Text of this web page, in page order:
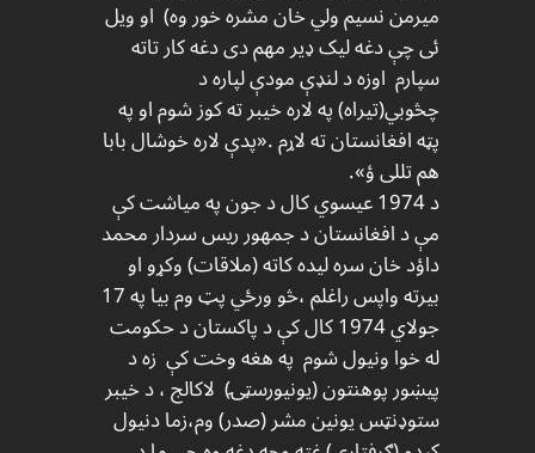
میرمن نسیم ولي خان مشره خور وه) او ویل
ئی چې دغه لیک ډیر مهم دی دغه کار تاته
سپارم اوزه د لنډې مودې لپاره د
چڅوبي(تیراه) په لاره خیبر ته کوز شوم او په
پټه افغانستان ته لاړم .«پدې لاره خوشال بابا
هم تللی ؤ».
د 1974 عیسوي کال د جون په میاشت کې
مې د افغانستان د جمهور ریس سردار محمد
داؤد خان سره لیده کاته (ملاقات) وکړو او
بیرته واپس راغلم ،څو ورځي پټ وم بیا په 17
جولاي 1974 کال کې د پاکستان د حکومت
له خوا ونیول شوم په هغه وخت کې زه د
پیښور پوهنتون (یونیورسټۍ) لاکالج ، د خیبر
ستوډنټس یونین مشر (صدر) وم،زما دنیول